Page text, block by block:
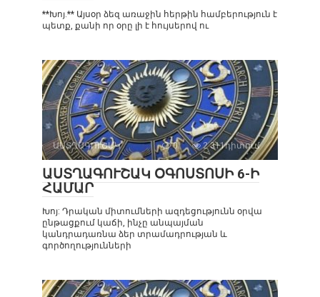
**Խոյ.** Այսօր ձեզ առաջին հերթին համբերություն է
պետք, քանի որ օրը լի է հույսերով ու
ԱՍՏՂԱԳՈՒՇԱԿ 0 2 311դիտում
ԱՍՏՂԱԳՈՒՇԱԿ ՕԳՈՍՏՈՍԻ 6-Ի
ՀԱՄԱՐ
Խոյ: Դրական միտումների ազդեցությունն օրվա
ընթացքում կաճի, ինչը անպայման
կանդրադառնա ձեր տրամադրության և
գործողությունների